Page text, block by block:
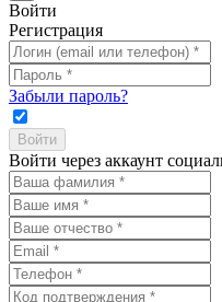
Войти
Регистрация
Забыли пароль?
Войти через аккаунт